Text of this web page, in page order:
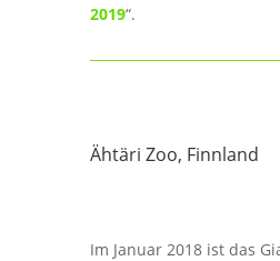
2019“.
Ähtäri Zoo, Finnland
Im Januar 2018 ist das